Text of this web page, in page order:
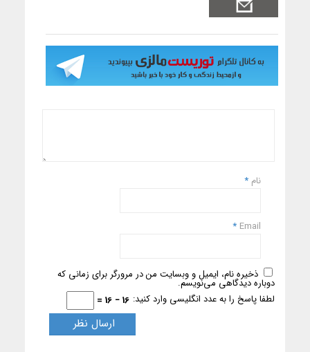
نام *
Email
*
ذخیره نام، ایمیل و وبسایت من در مرورگر برای زمانی که
دوباره دیدگاهی می‌نویسم.
لطفا پاسخ را به عدد انگلیسی وارد کنید: 16 − 16 =